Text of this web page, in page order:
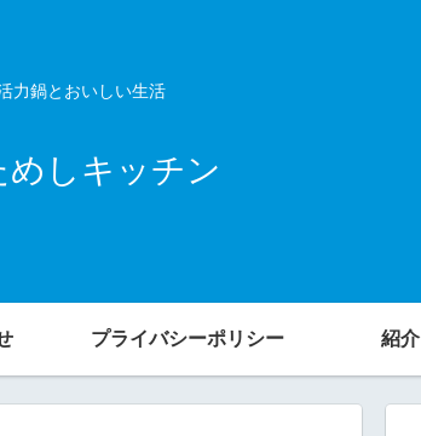
力鍋とおいしい生活
めしキッチン
プライバシーポリシー 紹介